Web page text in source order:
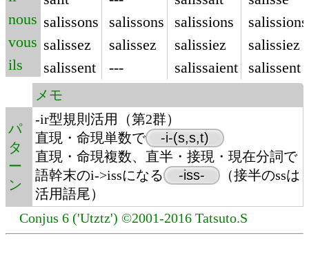
nous
vous
ils
salissons
salissez
salissent
salissons
salissez
---
salissions
salissiez
salissaient
salissions
salissiez
salissent
メモ
パ
タ
ー
ン
-ir型規則活用（第2群）
直現・命現単数で
-i-(s,s,t)
直現・命現複数、直半・接現・現在分詞で
語幹末のi->issになる
-iss-
（接半のssは
活用語尾）
Conjus 6 ('Utztz') ©2001-2016 Tatsuto.S